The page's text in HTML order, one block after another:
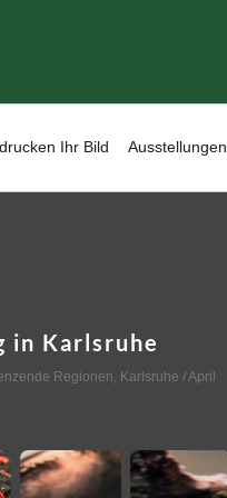
Ihr Bild Ausstellungen
in Karlsruhe
Regionen, Karlsruhe / April